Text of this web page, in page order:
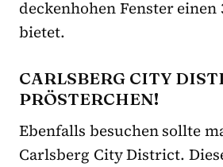
deckenhohen Fenster einen
bietet.
CARLSBERG CITY
PRÖSTERCHEN!
Ebenfalls besuchen sollte
Carlsberg City District.